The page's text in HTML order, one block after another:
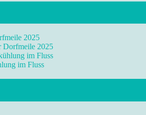
2025
Dorfmeile 2025
im Fluss
im Fluss